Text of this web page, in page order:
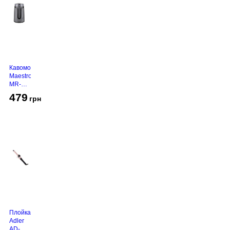
Кавомолка
Maestro
MR-
Grey
479 грн
Плойка
Adler